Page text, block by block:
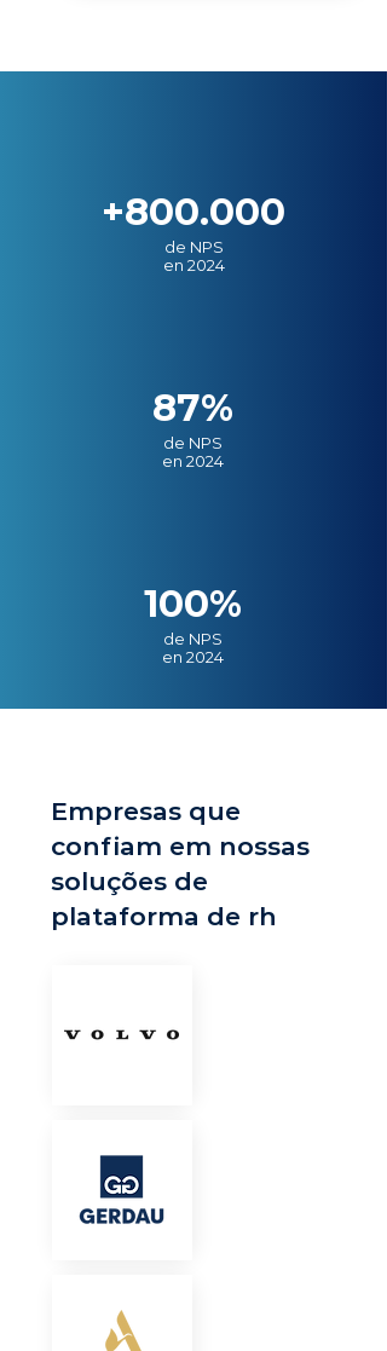
+800.000
de NPS
en 2024
87%
de NPS
en 2024
100%
de NPS
en 2024
Empresas que
confiam em nossas
soluções de
plataforma de rh